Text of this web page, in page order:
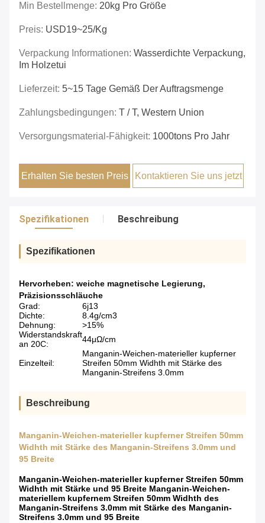
Min Bestellmenge: 20kg Pro Größe
Preis: USD19~25/kg
Verpackung Informationen: Wasserdichte Verpackung,
Im Holzetui
Lieferzeit: 5~15 Tage Gemäß Der Auftragsmenge
Zahlungsbedingungen: T / T, Western Union
Versorgungsmaterial-Fähigkeit: 1000tons Pro Jahr
Erhalten Sie besten Preis Kontaktieren Sie uns jetzt
Spezifikationen Beschreibung
Spezifikationen
Hervorheben: weiche magnetische Legierung,
Präzisionsschläuche
Grad:
6j13
Dichte:
8.4g/cm3
Dehnung:
>15%
Widerstandskraft
an 20C:
44μΩ/cm
Einzelteil:
Manganin-Weichen-materieller kupferner
Streifen 50mm Widhth mit Stärke des
Manganin-Streifens 3.0mm
Beschreibung
Manganin-Weichen-materieller kupferner Streifen 50mm
Widhth mit Stärke des Manganin-Streifens 3.0mm und
95 Breite
Manganin-Weichen-materieller kupferner Streifen 50mm
Widhth mit Stärke und 95 Breite Manganin-Weichen-
materiellem kupfernem Streifen 50mm Widhth des
Manganin-Streifens 3.0mm mit Stärke des Manganin-
Streifens 3.0mm und 95 Breite